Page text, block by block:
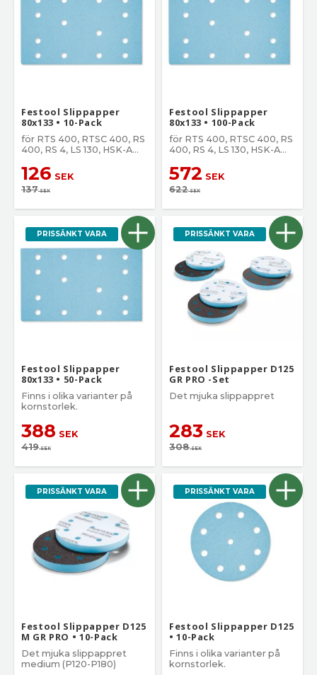
Festool Slippapper
80x133 • 10-Pack
för RTS 400, RTSC 400, RS
400, RS 4, LS 130, HSK-A
126 SEK
137SEK
Festool Slippapper
80x133 • 100-Pack
för RTS 400, RTSC 400, RS
400, RS 4, LS 130, HSK-A
572 SEK
622SEK
Festool Slippapper
80x133 • 50-Pack
Finns i olika varianter på
kornstorlek.
388 SEK
419SEK
PRISSÄNKT VARA
Festool Slippapper D125
GR PRO -Set
Det mjuka slippappret
283 SEK
308SEK
PRISSÄNKT VARA
Festool Slippapper D125
M GR PRO • 10-Pack
Det mjuka slippappret
medium (P120-P180)
PRISSÄNKT VARA
Festool Slippapper D125
• 10-Pack
Finns i olika varianter på
kornstorlek.
PRISSÄNKT VARA